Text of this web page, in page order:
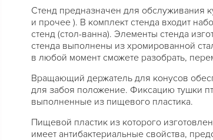
Стенд предназначен для обслуживания
и прочее ). В комплект стенда входит
стенд (стол-ванна). Элементы стенда
стенда выполнены из хромированной
в любой момент сможете разобрать,
Вращающий держатель для конусов
для забоя положение. Фиксацию тушки
выполненные из пищевого пластика.
Пищевой пластик из которого
имеет антибактериальные свойства,